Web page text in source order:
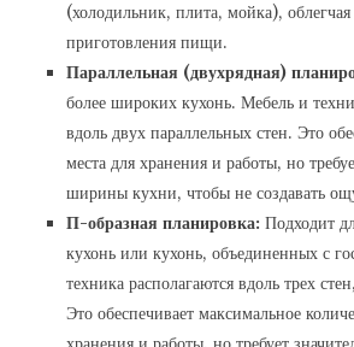
(холодильник, плита, мойка),
приготовления пищи.
Параллельная (двухрядная)
более широких кухонь. Мебель и
вдоль двух параллельных стен. Это
места для хранения и работы, но
ширины кухни, чтобы не создавать
П-образная планировка: Подходит
кухонь или кухонь, объединенных с
техника располагаются вдоль трех
Это обеспечивает максимальное